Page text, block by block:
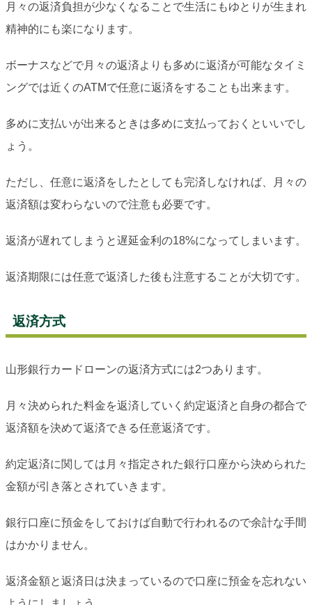
月々の返済負担が少なくなることで生活にもゆとりが生まれ
精神的にも楽になります。
ボーナスなどで月々の返済よりも多めに返済が可能なタイミ
ングでは近くのATMで任意に返済をすることも出来ます。
多めに支払いが出来るときは多めに支払っておくといいでし
ょう。
ただし、任意に返済をしたとしても完済しなければ、月々の
返済額は変わらないので注意も必要です。
返済が遅れてしまうと遅延金利の18%になってしまいます。
返済期限には任意で返済した後も注意することが大切です。
返済方式
山形銀行カードローンの返済方式には2つあります。
月々決められた料金を返済していく約定返済と自身の都合で
返済額を決めて返済できる任意返済です。
約定返済に関しては月々指定された銀行口座から決められた
金額が引き落とされていきます。
銀行口座に預金をしておけば自動で行われるので余計な手間
はかかりません。
返済金額と返済日は決まっているので口座に預金を忘れない